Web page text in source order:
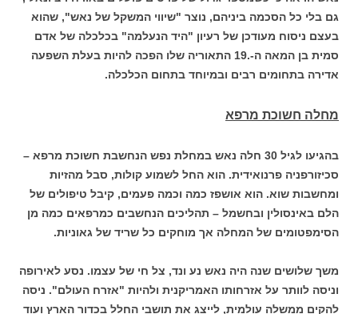
גם בלי כל הסכמה ביניהם, נוצר "שיווי המשקל של נאש", שהוא
בעצם ניסוח מעודכן של רעיון "היד הנעלמה" בכלכלה של אדם
סמית בן המאה ה-.19 התאוריה שלו הפכה להיות בעלת השפעה
אדירה בתחומים רבים ובמיוחד בתחום הכלכלה.
מחלה חשוכת מרפא
בהגיעו לגיל 30 חלה נאש במחלת נפש הנחשבת חשוכת מרפא –
סכיזורפניה פרנואידית. הוא החל לשמוע קולות, סבל מהזיות
ומחשבות שוא. הוא אושפז כמה וכמה פעמים, קיבל טיפולים של
הלם באינסולין ובחשמל – תהליכים הנחשבים כמרפאים כמה מן
הסימפטומים של המחלה אך מוחקים כל שריד של גאוניות.
משך שלושים שנה היה נאש נע ונד, צל חי של עצמו. נסע לאירופה
וניסה לוותר על אזרחותו האמריקנית ולהיות "אזרח העולם". ניסה
להקים ממשלה עולמית, לייצג את תושבי החלל בכדור הארץ ועוד